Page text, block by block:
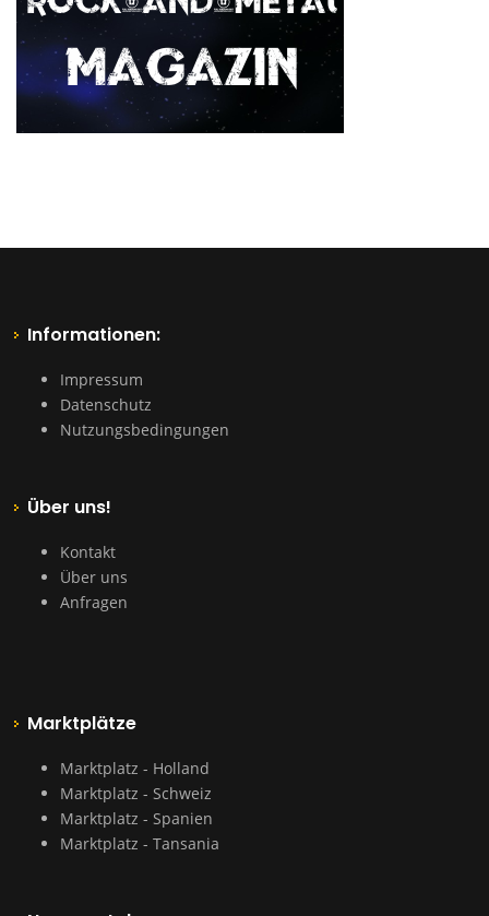
Informationen:
Impressum
Datenschutz
Nutzungsbedingungen
Über uns!
Kontakt
Über uns
Anfragen
Marktplätze
Marktplatz - Holland
Marktplatz - Schweiz
Marktplatz - Spanien
Marktplatz - Tansania